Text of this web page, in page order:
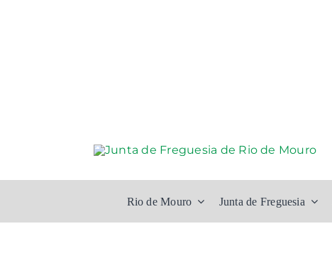
Rio de Mouro Junta de Freguesia